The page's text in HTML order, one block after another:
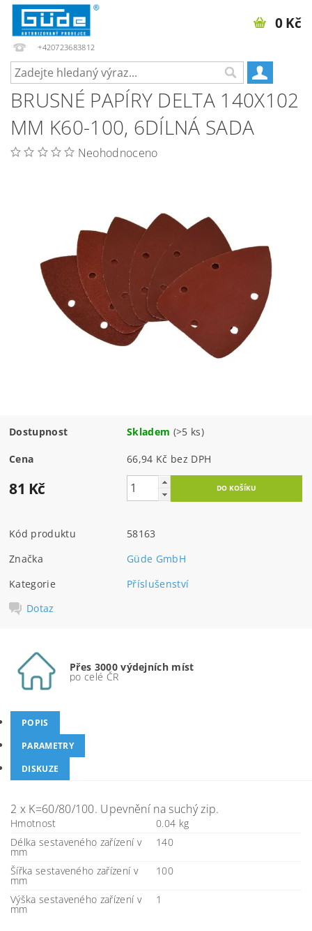
+420723683812
0 Kč
BRUSNÉ PAPÍRY DELTA 140X102
MM K60-100, 6DÍLNÁ SADA
Neohodnoceno
Dostupnost Skladem (>5 ks)
Cena 66,94 Kč bez DPH
81 Kč
Kód produktu
58163
Značka
Güde GmbH
Kategorie
Příslušenství
Dotaz
Přes 3000 výdejních míst
po celé ČR
POPIS
PARAMETRY
DISKUZE
2 x K=60/80/100. Upevnění na suchý zip.
Hmotnost
0.04 kg
Délka sestaveného zařízení v
mm
140
Šířka sestaveného zařízení v
mm
100
Výška sestaveného zařízení v
mm
1